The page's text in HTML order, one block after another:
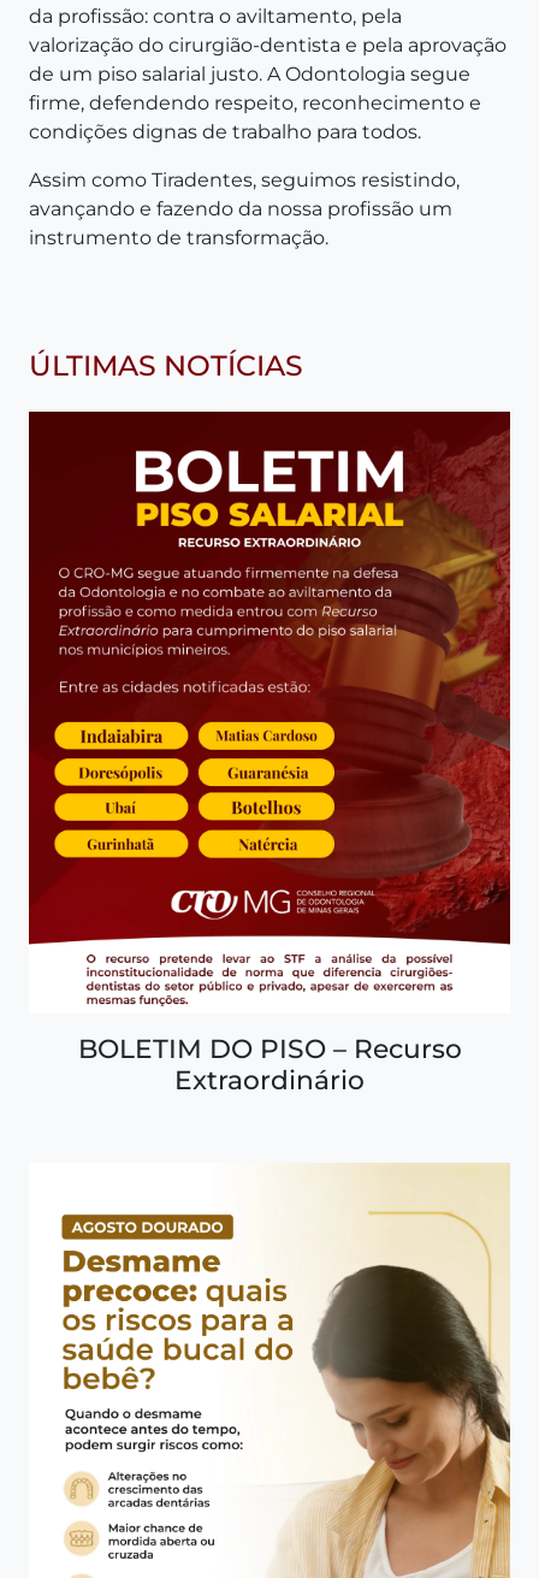
da profissão: contra o aviltamento, pela
valorização do cirurgião-dentista e pela aprovação
de um piso salarial justo. A Odontologia segue
firme, defendendo respeito, reconhecimento e
condições dignas de trabalho para todos.
Assim como Tiradentes, seguimos resistindo,
avançando e fazendo da nossa profissão um
instrumento de transformação.
ÚLTIMAS NOTÍCIAS
BOLETIM DO PISO – Recurso
Extraordinário